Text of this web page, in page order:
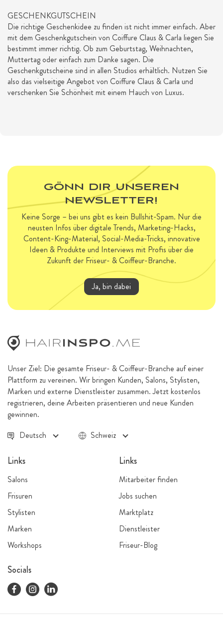
GESCHENKGUTSCHEIN
Die richtige Geschenkidee zu finden ist nicht immer einfach. Aber
mit dem Geschenkgutschein von Coiffure Claus & Carla liegen Sie
bestimmt immer richtig. Ob zum Geburtstag, Weihnachten,
Muttertag oder einfach zum Danke sagen. Die
Geschenkgutscheine sind in allen Studios erhältlich. Nutzen Sie
also das vielseitige Angebot von Coiffure Claus & Carla und
verschenken Sie Schönheit mit einem Hauch von Luxus.
GÖNN DIR UNSEREN
NEWSLETTER!
Keine Sorge – bei uns gibt es kein Bullshit-Spam. Nur die
neusten Infos über digitale Trends, Marketing-Hacks,
Content-King-Material, Social-Media-Tricks, innovative
Ideen & Produkte und Interviews mit Profis über die
Zukunft der Friseur- & Coiffeur-Branche.
Ja, bin dabei
Unser Ziel: Die gesamte Friseur- & Coiffeur-Branche auf einer
Plattform zu vereinen. Wir bringen Kunden, Salons, Stylisten,
Marken und externe Dienstleister zusammen. Jetzt kostenlos
registrieren, deine Arbeiten präsentieren und neue Kunden
gewinnen.
Deutsch
Schweiz
Links
Salons
Frisuren
Stylisten
Marken
Workshops
Links
Mitarbeiter finden
Jobs suchen
Marktplatz
Dienstleister
Friseur-Blog
Socials